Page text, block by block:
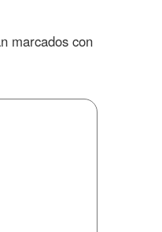
marcados con